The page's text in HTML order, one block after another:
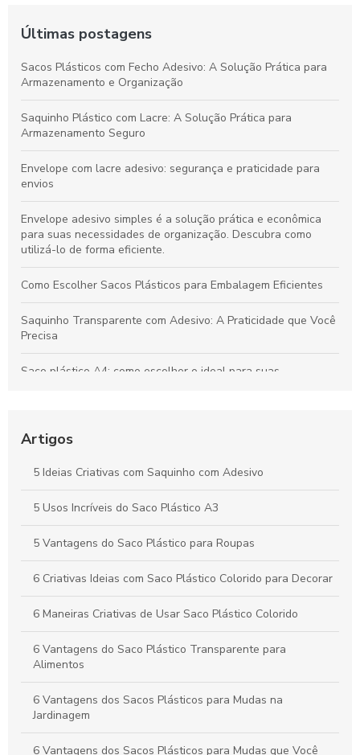
Últimas postagens
Sacos Plásticos com Fecho Adesivo: A Solução Prática para
Armazenamento e Organização
Saquinho Plástico com Lacre: A Solução Prática para
Armazenamento Seguro
Envelope com lacre adesivo: segurança e praticidade para
envios
Envelope adesivo simples é a solução prática e econômica
para suas necessidades de organização. Descubra como
utilizá-lo de forma eficiente.
Como Escolher Sacos Plásticos para Embalagem Eficientes
Saquinho Transparente com Adesivo: A Praticidade que Você
Precisa
Saco plástico A4: como escolher o ideal para suas
corretamente
Vantagens e Aplicações do Saco Polipropileno no Dia a Dia
Artigos
5 Ideias Criativas com Saquinho com Adesivo
5 Usos Incríveis do Saco Plástico A3
5 Vantagens do Saco Plástico para Roupas
6 Criativas Ideias com Saco Plástico Colorido para Decorar
6 Maneiras Criativas de Usar Saco Plástico Colorido
6 Vantagens do Saco Plástico Transparente para
Alimentos
6 Vantagens dos Sacos Plásticos para Mudas na
Jardinagem
6 Vantagens dos Sacos Plásticos para Mudas que Você